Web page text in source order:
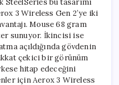
bu tasarımı
3 Wireless Gen 2’ye iki
Mouse 68 gram
sunuyor. İkincisi ise
açıldığında gövdenin
çekici bir görünüm
hitap edeceğini
için Aerox 3 Wireless